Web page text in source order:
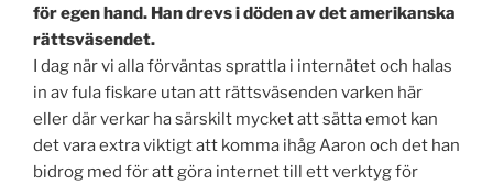
för egen hand. Han drevs i döden av det amerikanska
rättsväsendet.
I dag när vi alla förväntas sprattla i internätet och halas
in av fula fiskare utan att rättsväsenden varken här
eller där verkar ha särskilt mycket att sätta emot kan
det vara extra viktigt att komma ihåg Aaron och det han
bidrog med för att göra internet till ett verktyg för